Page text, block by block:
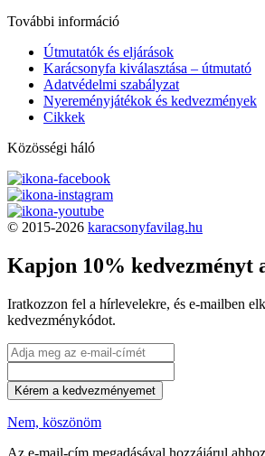
További információ
Útmutatók és eljárások
Karácsonyfa kiválasztása – útmutató
Adatvédelmi szabályzat
Nyereményjátékok és kedvezmények
Cikkek
Közösségi háló
© 2015-2026 karacsonyfavilag.hu
Kapjon 10% kedvezményt
Iratkozzon fel a hírlevelekre, és e-mailben
kedvezménykódot.
Kérem a kedvezményemet
Nem, köszönöm
Az e-mail-cím megadásával hozzájárul